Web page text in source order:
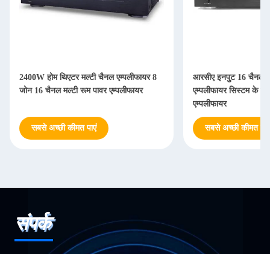
2400W होम थिएटर मल्टी चैनल एम्पलीफायर 8
जोन 16 चैनल मल्टी रूम पावर एम्पलीफायर
सबसे अच्छी कीमत पाएं
आरसीए इनपुट 16 चैनल 8
एम्पलीफायर सिस्टम के
एम्पलीफायर
सबसे अच्छी कीमत पाएं
संपर्क